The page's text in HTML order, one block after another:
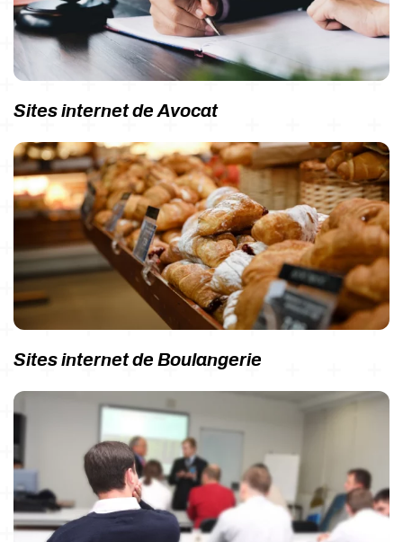
Sites internet de Avocat
Sites internet de Boulangerie